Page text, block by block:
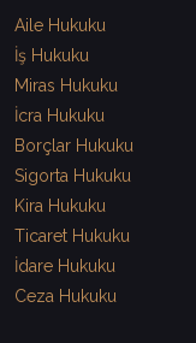
Aile Hukuku
İş Hukuku
Miras Hukuku
İcra Hukuku
Borçlar Hukuku
Sigorta Hukuku
Kira Hukuku
Ticaret Hukuku
İdare Hukuku
Ceza Hukuku